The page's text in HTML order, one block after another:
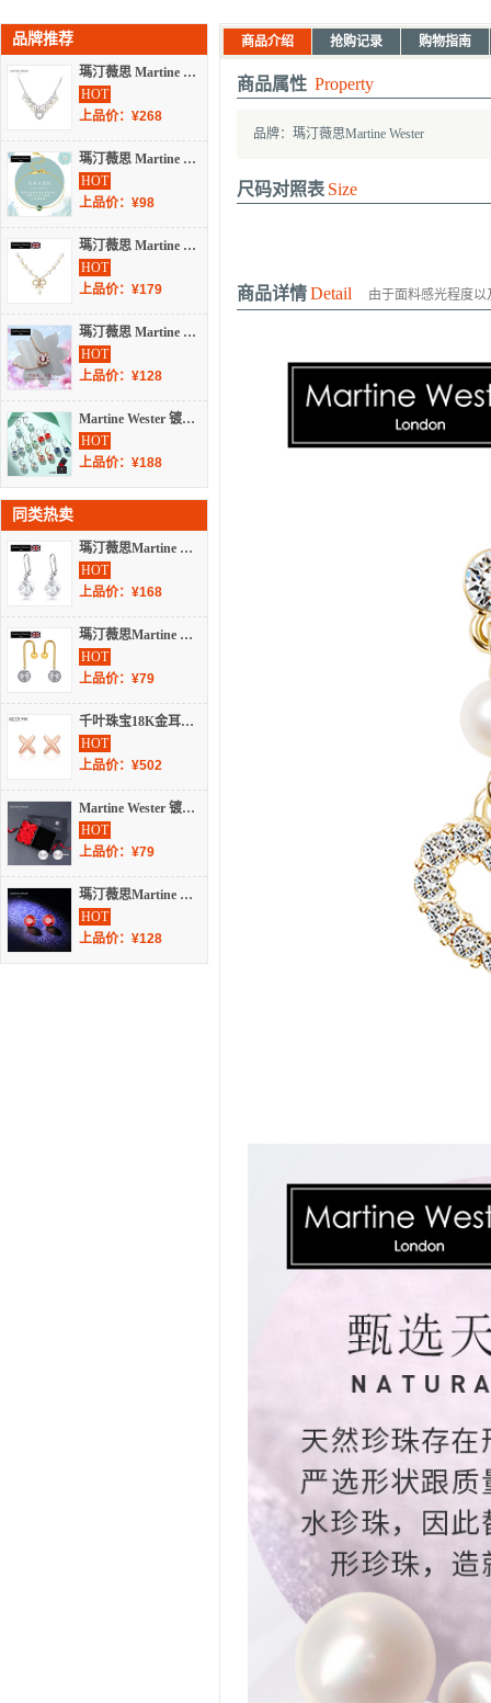
品牌推荐
瑪汀薇思 Martine Wester镀白金幸运之心珍珠项链 MWB-135
HOT
上品价：¥268
瑪汀薇思 Martine Wester 镀18k金绿色圆亮钻施华洛世奇水晶手链 MW20-003BE
HOT
上品价：¥98
瑪汀薇思 Martine Wester 镀白金时尚罗马蝴蝶结吊坠珍珠项链 MWB-129
HOT
上品价：¥179
瑪汀薇思 Martine Wester 镀玫瑰金浅玫红梦露手链 LTD-254BLR
HOT
上品价：¥128
Martine Wester 镀白金牛仔蓝玛汀热卖施华洛世奇方枕耳饰礼盒款 S8-099-LH
HOT
上品价：¥188
同类热卖
瑪汀薇思Martine Wester ［经典热卖］镀白金玛汀施华洛世奇方枕耳饰 S8-099C
HOT
上品价：¥168
瑪汀薇思Martine Wester 混合镀金时尚订制心形M月弯纯银针耳饰 MW19-013
HOT
上品价：¥79
千叶珠宝18K金耳饰简约耳钉 1004758017
HOT
上品价：¥502
Martine Wester 镀18k金珍爱你我施华洛水晶珍珠耳钉礼盒款 MW20-002-LH
HOT
上品价：¥79
瑪汀薇思Martine Wester 镀白金浅蓝色圆亮钻施华洛世奇水晶耳钉 MW20-114S
HOT
上品价：¥128
商品介绍 抢购记录 购物指南
商品属性 Property
品牌：瑪汀薇思Martine Wester
尺码对照表 Size
商品详情Detail 由于面料感光程度